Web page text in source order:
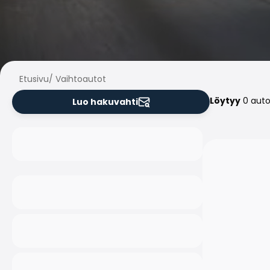
Etusivu/ Vaihtoautot
Luo hakuvahti
Löytyy 0